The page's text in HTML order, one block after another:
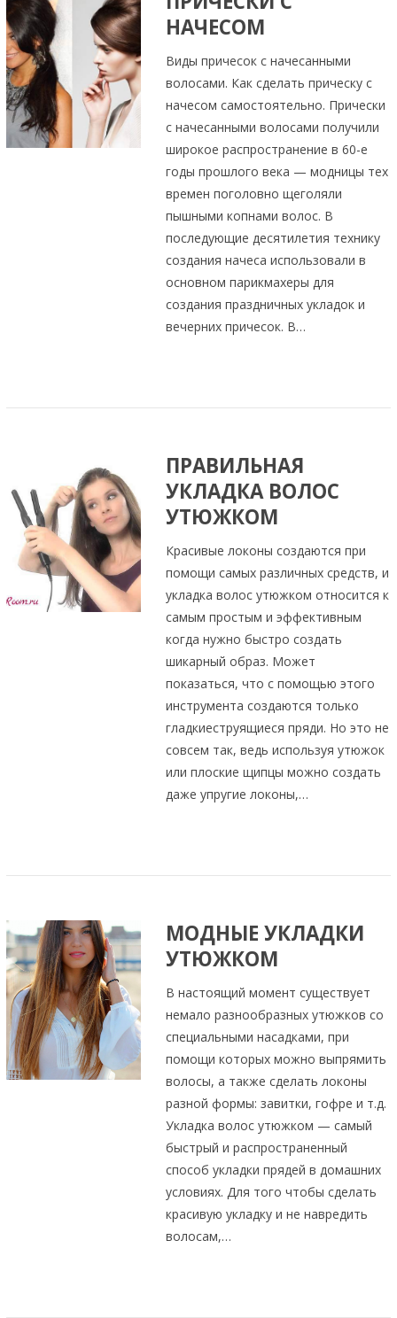
НАЧЕСОМ
Виды причесок с начесанными
волосами. Как сделать прическу с
начесом самостоятельно. Прически
с начесанными волосами получили
широкое распространение в 60-е
годы прошлого века — модницы тех
времен поголовно щеголяли
пышными копнами волос. В
последующие десятилетия технику
создания начеса использовали в
основном парикмахеры для
создания праздничных укладок и
вечерних причесок. В…
ПРАВИЛЬНАЯ
УКЛАДКА ВОЛОС
УТЮЖКОМ
Красивые локоны создаются при
помощи самых различных средств, и
укладка волос утюжком относится к
самым простым и эффективным
когда нужно быстро создать
шикарный образ. Может
показаться, что с помощью этого
инструмента создаются только
гладкиеструящиеся пряди. Но это не
совсем так, ведь используя утюжок
или плоские щипцы можно создать
даже упругие локоны,…
МОДНЫЕ УКЛАДКИ
УТЮЖКОМ
В настоящий момент существует
немало разнообразных утюжков со
специальными насадками, при
помощи которых можно выпрямить
волосы, а также сделать локоны
разной формы: завитки, гофре и т.д.
Укладка волос утюжком — самый
быстрый и распространенный
способ укладки прядей в домашних
условиях. Для того чтобы сделать
красивую укладку и не навредить
волосам,…